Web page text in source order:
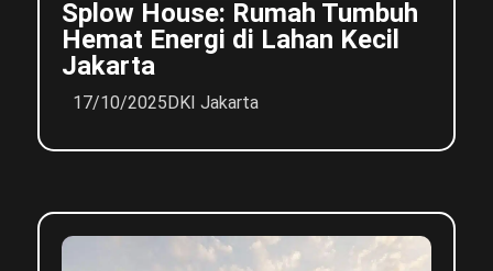
Splow House: Rumah Tumbuh
Hemat Energi di Lahan Kecil
Jakarta
17/10/2025 DKI Jakarta